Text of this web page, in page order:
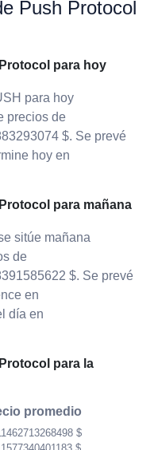
Push Protocol
para hoy
para hoy
precios de
$. Se prevé
hoy en
para mañana
sitúe mañana
de
$. Se prevé
en
día en
para la
promedio
$